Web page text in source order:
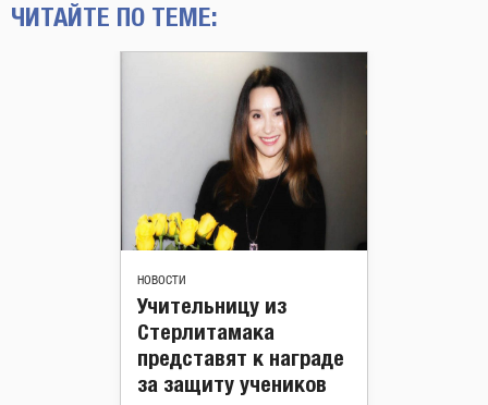
ЧИТАЙТЕ ПО ТЕМЕ:
НОВОСТИ
Учительницу из
Стерлитамака
представят к награде
за защиту учеников